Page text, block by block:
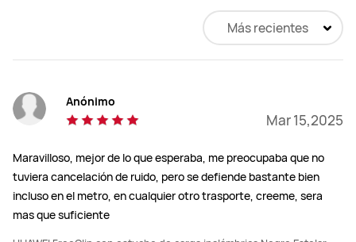
Más recientes
Anónimo
Mar 15,2025
Maravilloso, mejor de lo que esperaba, me preocupaba que no
tuviera cancelación de ruido, pero se defiende bastante bien
incluso en el metro, en cualquier otro trasporte, creeme, sera
mas que suficiente